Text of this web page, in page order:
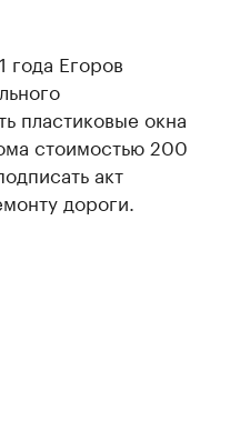
года Егоров
пластиковые окна
стоимостью 200
акт
дороги.